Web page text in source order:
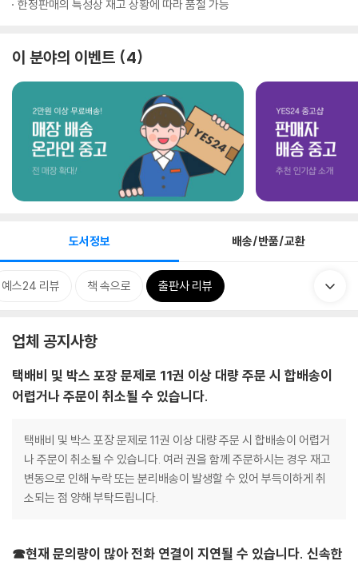
한정판매의 특성상 재고 상황에 따라 품절 가능
이 분야의 이벤트 4
도서정보 배송/반품/교환
예스24 리뷰 책 속으로 출판사 리뷰
업체 공지사항
택배비 및 박스 포장 문제로 11권 이상 대량 주문 시 합배송이
어렵거나 주문이 취소될 수 있습니다.
택배비 및 박스 포장 문제로 11권 이상 대량 주문 시 합배송이 어렵거
나 주문이 취소될 수 있습니다. 여러 권을 함께 주문하시는 경우 재고
변동으로 인해 누락 또는 분리배송이 발생할 수 있어 부득이하게 취
소되는 점 양해 부탁드립니다.
☎현재 문의량이 많아 전화 연결이 지연될 수 있습니다. 신속한